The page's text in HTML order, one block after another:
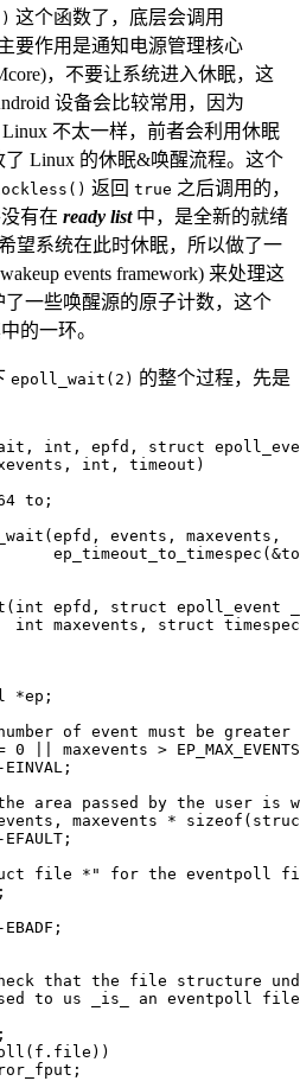
这个函数了，底层会调用
要作用是通知电源管理核心
，不要让系统进入休眠，这
设备会比较常用，因为
不太一样，前者会利用休眠
Linux 的休眠&唤醒流程。这个
返回 true 之后调用的，
有在 ready list中，是全新的就绪
望系统在此时休眠，所以做了一
events framework) 来处理这
一些唤醒源的原子计数，这个
的一环。
epoll_wait(2) 的整个过程，先是
, int , epfd , struct
, int , timeout )
to ;
( epfd , events , maxevents ,
ep_timeout_to_timespec ( &to
( int epfd , struct epoll_event
int maxevents , struct
*ep ;
number of event must be
0 maxevents > EP_MAX_EVENTS
- EINVAL ;
area passed by the user is
, maxevents * sizeof (
- EFAULT ;
file *" for the eventpoll
- EBADF ;
;
( f . file ))
;